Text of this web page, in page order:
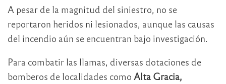
A pesar de la magnitud del siniestro, no se
reportaron heridos ni lesionados, aunque las causas
del incendio aún se encuentran bajo investigación.
Para combatir las llamas, diversas dotaciones de
bomberos de localidades como Alta Gracia,